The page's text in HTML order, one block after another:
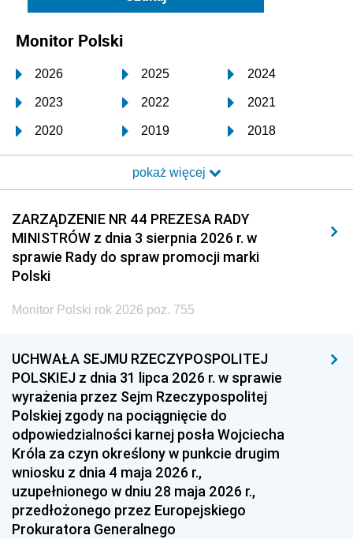
Monitor Polski
2026 2025 2024
2023 2022 2021
2020 2019 2018
2017 2016 2015
2014 2013 2012
2011 2010 2009
2008 2007 2006
2005
1996 1995 1994
1993 1992 1991
1990 1989
1987 1986 1985
1984 1983
1981 1980 1979
1978 1977
pokaż więcej
ZARZĄDZENIE NR 44 PREZESA RADY
MINISTRÓW z dnia 3 sierpnia 2026 r. w
sprawie Rady do spraw promocji marki
Polski
Monitor Polski rok 2026 poz. 755
UCHWAŁA SEJMU RZECZYPOSPOLITEJ
POLSKIEJ z dnia 31 lipca 2026 r. w sprawie
wyrażenia przez Sejm Rzeczypospolitej
Polskiej zgody na pociągnięcie do
odpowiedzialności karnej posła Wojciecha
Króla za czyn określony w punkcie drugim
wniosku z dnia 4 maja 2026 r.,
uzupełnionego w dniu 28 maja 2026 r.,
przedłożonego przez Europejskiego
Prokuratora Generalnego